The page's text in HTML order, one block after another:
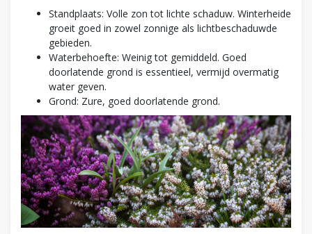
Standplaats: Volle zon tot lichte schaduw. Winterheide
groeit goed in zowel zonnige als lichtbeschaduwde
gebieden.
Waterbehoefte: Weinig tot gemiddeld. Goed
doorlatende grond is essentieel, vermijd overmatig
water geven.
Grond: Zure, goed doorlatende grond.